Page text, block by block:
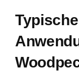
Typische